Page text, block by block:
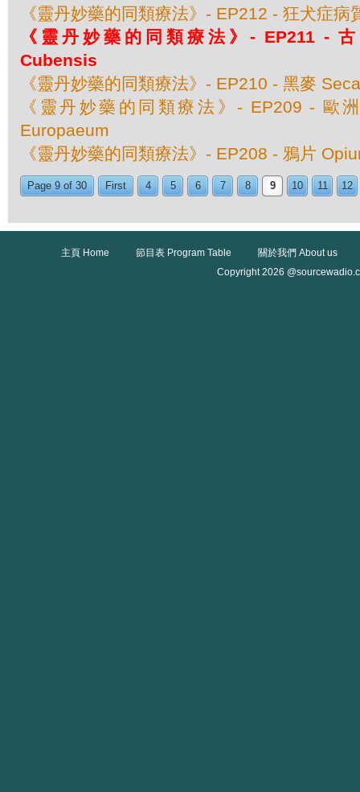
《靈丹妙藥的同類療法》- EP212 - 狂犬症病
《靈丹妙藥的同類療法》- EP211 -
Cubensis
《靈丹妙藥的同類療法》- EP210 - 黑麥
《靈丹妙藥的同類療法》- EP209 - 歐
Europaeum
《靈丹妙藥的同類療法》- EP208 - 鴉片
Page 9 of 30 First 4 5 6 7 8 9 10 11 12
主頁 Home 節目表 Program Table
關於我們 About us
Copyright 2026